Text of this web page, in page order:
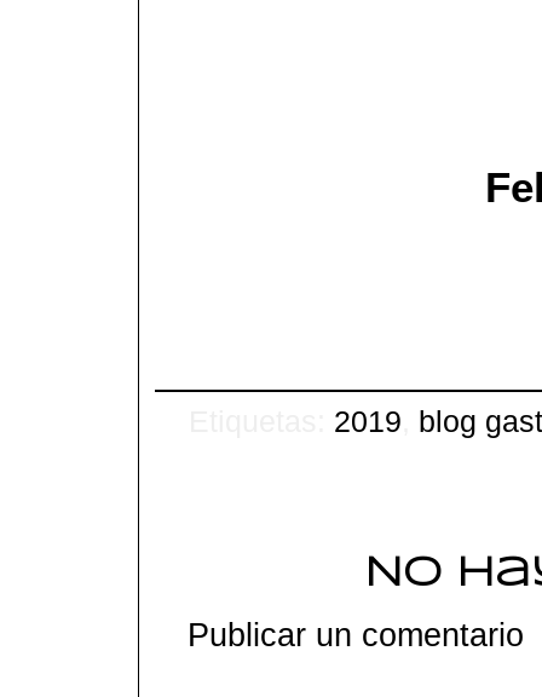
2019 blog
No
Publicar un comentario